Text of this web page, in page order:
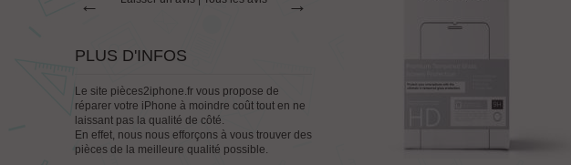
← →
PLUS D'INFOS
Le site pièces2iphone.fr vous propose de
réparer votre iPhone à moindre coût tout en ne
laissant pas la qualité de côté.
En effet, nous nous efforçons à vous trouver des
pièces de la meilleure qualité possible.